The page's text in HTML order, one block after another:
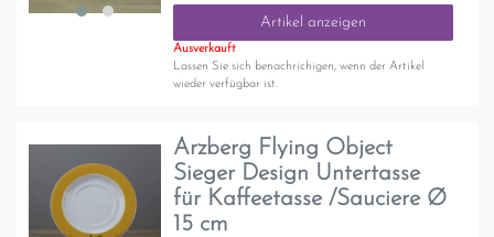
Artikel anzeigen
Ausverkauft
Lassen Sie sich benachrichigen, wenn der Artikel
wieder verfügbar ist.
Arzberg Flying Object
Sieger Design Untertasse
für Kaffeetasse /Sauciere Ø
15 cm